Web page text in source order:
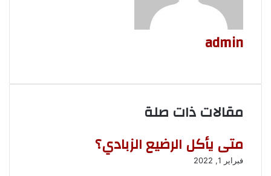
i
ب
admin
ق
ا
ي
ب
مقالات ذات صلة
متى يأكل الرضيع الزبادي؟
فبراير 1, 2022